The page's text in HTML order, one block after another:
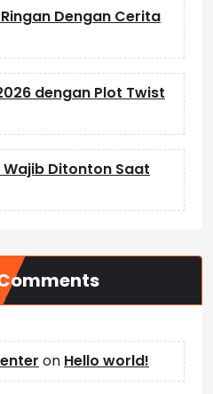
Dengan Cerita
dengan Plot Twist
Ditonton Saat
on Hello world!